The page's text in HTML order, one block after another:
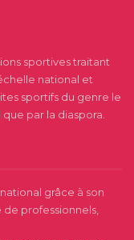
sportives traitant
national et
sportifs du genre le
par la diaspora.
grâce à son
professionnels,